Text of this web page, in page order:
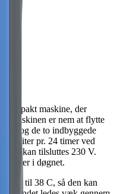
maskine, der
Maskinen er nem at flytte
kg og de to indbyggede
30 liter pr. 24 timer ved
kan tilsluttes 230 V.
55 liter i døgnet.
1 C til 38 C, så den kan